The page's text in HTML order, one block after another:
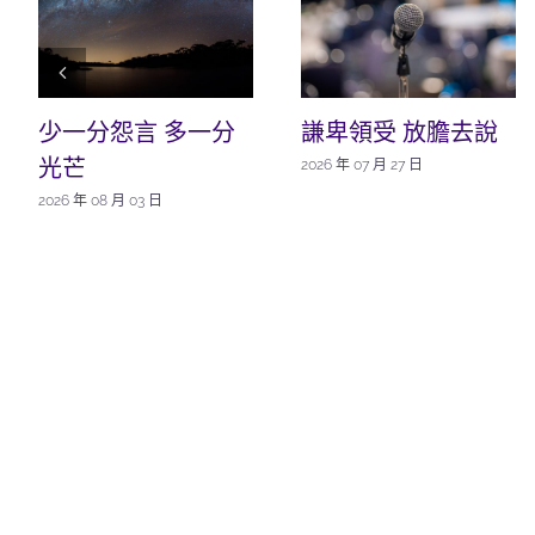
少一分怨言 多一分
光芒
2026 年 08 月 03 日
謙卑領受 放膽去說
2026 年 07 月 27 日